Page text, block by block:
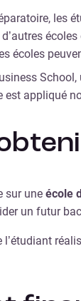
les
écoles
est appliqué
sur une école
un futur
l’étudiant